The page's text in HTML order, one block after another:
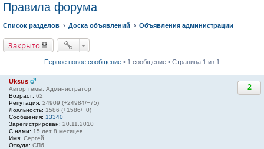
Правила форума
Список разделов Доска объявлений Объявления администрации
Закрыто
Первое новое сообщение • 1 сообщение • Страница 1 из 1
Uksus
Автор темы, Администратор
Возраст: 62
Репутация: 24909 (+24984/−75)
Лояльность: 1586 (+1586/−0)
Сообщения: 13340
Зарегистрирован: 20.11.2010
С нами: 15 лет 8 месяцев
Имя: Сергей
Откуда: СПб
2